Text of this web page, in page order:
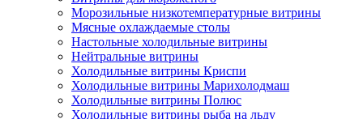
Морозильные низкотемпературные витрины
Мясные охлаждаемые столы
Настольные холодильные витрины
Нейтральные витрины
Холодильные витрины Криспи
Холодильные витрины Марихолодмаш
Холодильные витрины Полюс
Холодильные витрины рыба на льду